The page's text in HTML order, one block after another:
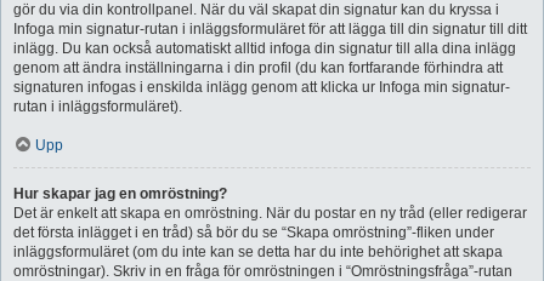
gör du via din kontrollpanel. När du väl skapat din signatur kan du kryssa i
Infoga min signatur-rutan i inläggsformuläret för att lägga till din signatur till ditt
inlägg. Du kan också automatiskt alltid infoga din signatur till alla dina inlägg
genom att ändra inställningarna i din profil (du kan fortfarande förhindra att
signaturen infogas i enskilda inlägg genom att klicka ur Infoga min signatur-
rutan i inläggsformuläret).
Upp
Hur skapar jag en omröstning?
Det är enkelt att skapa en omröstning. När du postar en ny tråd (eller redigerar
det första inlägget i en tråd) så bör du se “Skapa omröstning”-fliken under
inläggsformuläret (om du inte kan se detta har du inte behörighet att skapa
omröstningar). Skriv in en fråga för omröstningen i “Omröstningsfråga”-rutan